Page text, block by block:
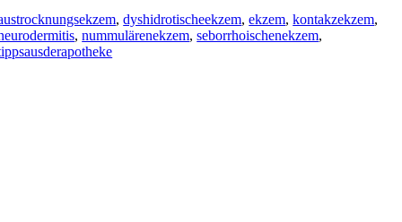
,dyshidrotischeekzem,ekzem,kontakzekzem,
,nummulärenekzem,seborrhoischenekzem,